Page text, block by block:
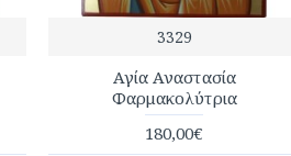
3329
Αγία Αναστασία
Φαρμακολύτρια
180,00€